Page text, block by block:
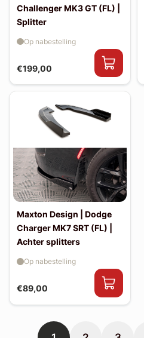
Challenger MK3 GT (FL) |
Splitter
€199,00
Op nabestelling
Maxton Design | Dodge
Charger MK7 SRT (FL) |
Achter splitters
€89,00
Op nabestelling